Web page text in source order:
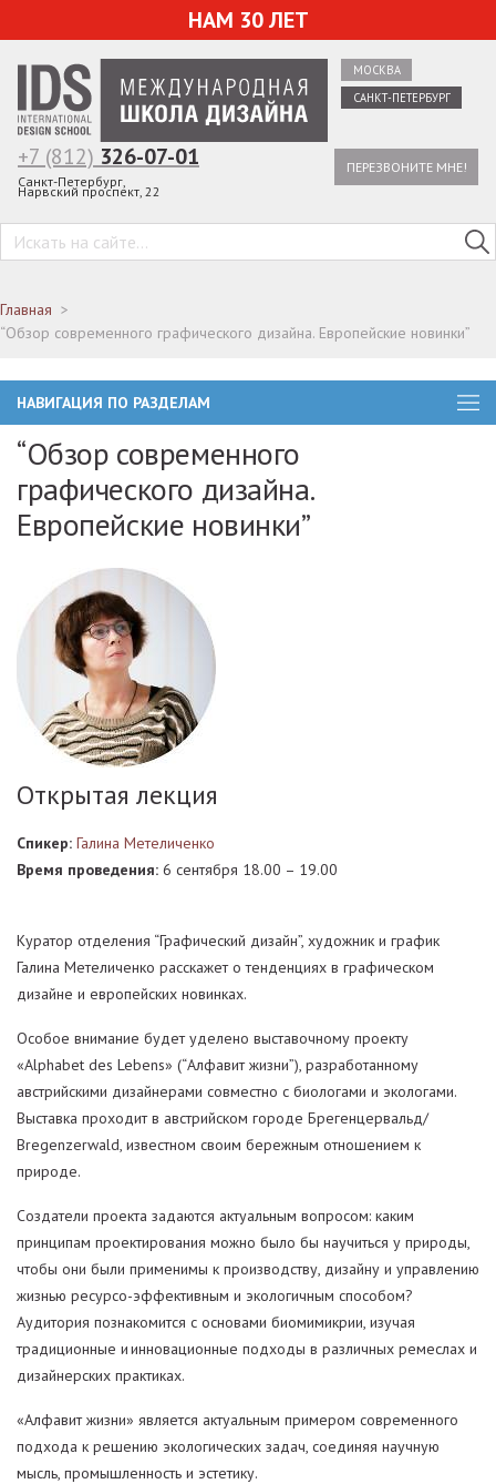
НАМ 30 ЛЕТ
МОСКВА
САНКТ-ПЕТЕРБУРГ
ПЕРЕЗВОНИТЕ МНЕ!
+7 (812) 326-07-01
Санкт-Петербург,
Нарвский проспект, 22
Главная
“Обзор современного графического дизайна. Европейские новинки”
НАВИГАЦИЯ ПО РАЗДЕЛАМ
“Обзор современного
графического дизайна.
Европейские новинки”
Открытая лекция
Спикер: Галина Метеличенко
Время проведения: 6 сентября 18.00 – 19.00
Куратор отделения “Графический дизайн”, художник и график
Галина Метеличенко расскажет о тенденциях в графическом
дизайне и европейских новинках.
Особое внимание будет уделено выставочному проекту
«Alphabet des Lebens» (“Алфавит жизни”), разработанному
австрийскими дизайнерами совместно с биологами и экологами.
Выставка проходит в австрийском городе Брегенцервальд/
Bregenzerwald, известном своим бережным отношением к
природе.
Создатели проекта задаются актуальным вопросом: каким
принципам проектирования можно было бы научиться у природы,
чтобы они были применимы к производству, дизайну и управлению
жизнью ресурсо-эффективным и экологичным способом?
Аудитория познакомится с основами биомимикрии, изучая
традиционные и инновационные подходы в различных ремеслах и
дизайнерских практиках.
«Алфавит жизни» является актуальным примером современного
подхода к решению экологических задач, соединяя научную
мысль, промышленность и эстетику.